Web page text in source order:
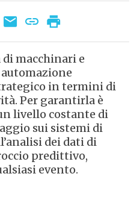
macchinari e
in termini di
Per garantirla è
livello costante di
sui sistemi di
dei dati di
predittivo,
evento.